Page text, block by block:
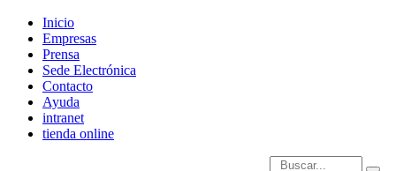
Inicio
Empresas
Prensa
Sede Electrónica
Contacto
Ayuda
intranet
tienda online
Introduce términos de